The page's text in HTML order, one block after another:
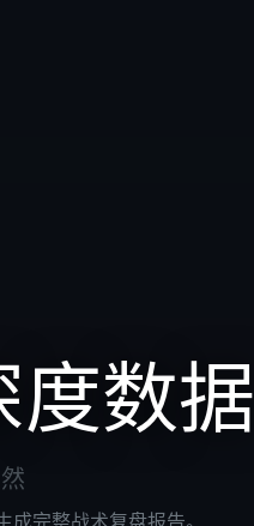
度数据
完整战术复盘报告。